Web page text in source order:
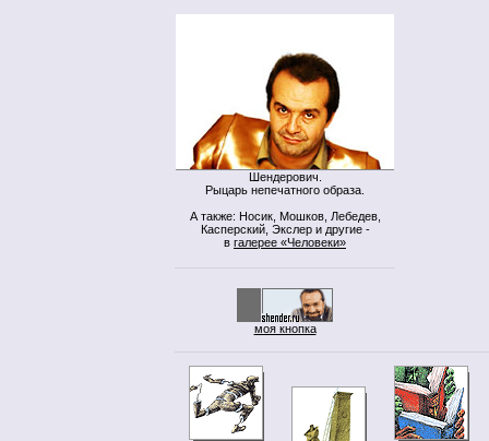
Шендерович.
Рыцарь непечатного образа.
А также: Носик, Мошков, Лебедев,
Касперский, Экслер и другие -
в галерее «Человеки»
моя кнопка